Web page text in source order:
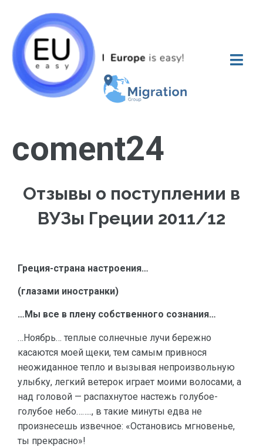
coment24
Отзывы о поступлении в
ВУЗы Греции 2011/12
Греция-страна настроения…
(глазами иностранки)
…Мы все в плену собственного сознания…
…Ноябрь… теплые солнечные лучи бережно
касаются моей щеки, тем самым привнося
неожиданное тепло и вызывая непроизвольную
улыбку, легкий ветерок играет моими волосами, а
над головой — распахнутое настежь голубое-
голубое небо…….., в такие минуты едва не
произнесешь извечное: «Остановись мгновенье,
ты прекрасно»!